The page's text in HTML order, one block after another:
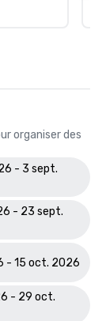
organiser des
- 3 sept.
- 23 sept.
- 15 oct. 2026
- 29 oct.